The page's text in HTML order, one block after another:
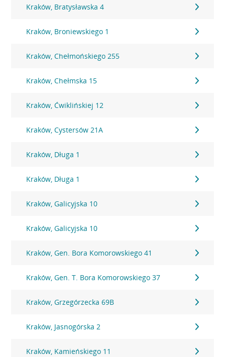
Kraków, Bratysławska 4
Kraków, Broniewskiego 1
Kraków, Chełmońskiego 255
Kraków, Chełmska 15
Kraków, Ćwiklińskiej 12
Kraków, Cystersów 21A
Kraków, Długa 1
Kraków, Długa 1
Kraków, Galicyjska 10
Kraków, Galicyjska 10
Kraków, Gen. Bora Komorowskiego 41
Kraków, Gen. T. Bora Komorowskiego 37
Kraków, Grzegórzecka 69B
Kraków, Jasnogórska 2
Kraków, Kamieńskiego 11